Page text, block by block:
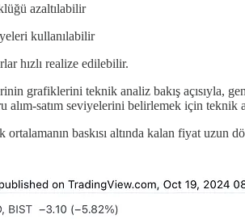
azaltılabilir
kullanılabilir
hızlı realize edilebilir.
grafiklerini teknik analiz bakış açısıyla,
alım-satım seviyelerini belirlemek için
ortalamanın baskısı altında kalan fiyat uzun